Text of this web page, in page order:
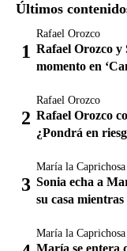
Últimos
Rafael Orozco
Rafael Orozco y
momento en
Rafael Orozco
Rafael Orozco
¿Pondrá en
María la Caprichosa
Sonia echa a
su casa mientras
María la Caprichosa